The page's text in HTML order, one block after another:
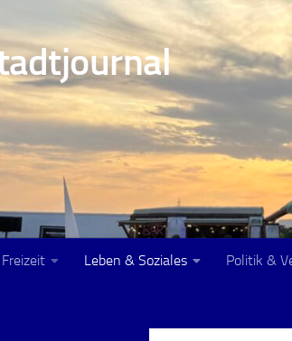
Leben & Soziales Politik &